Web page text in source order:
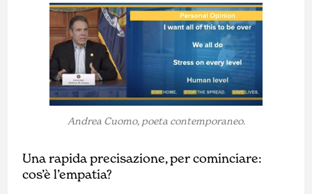
Andrea Cuomo, poeta contemporaneo.
Una rapida precisazione, per cominciare:
cos’è l’empatia?